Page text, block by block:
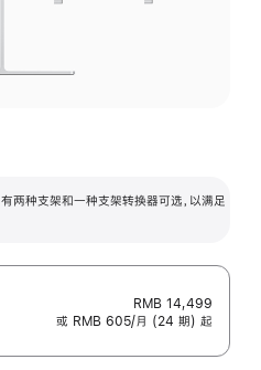
种支架和一种支架转换器可选，以满足
RMB 14,499
或 RMB 605/月 (24 期) 起